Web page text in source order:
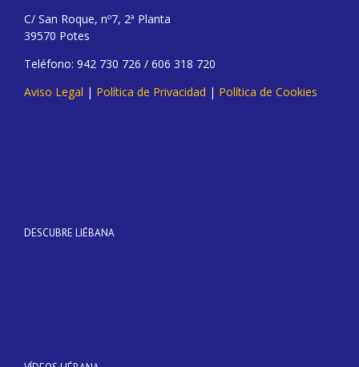
C/ San Roque, nº7, 2ª Planta
39570 Potes
Teléfono: 942 730 726 / 606 318 720
Aviso Legal | Política de Privacidad | Política de Cookies
DESCUBRE LIÉBANA